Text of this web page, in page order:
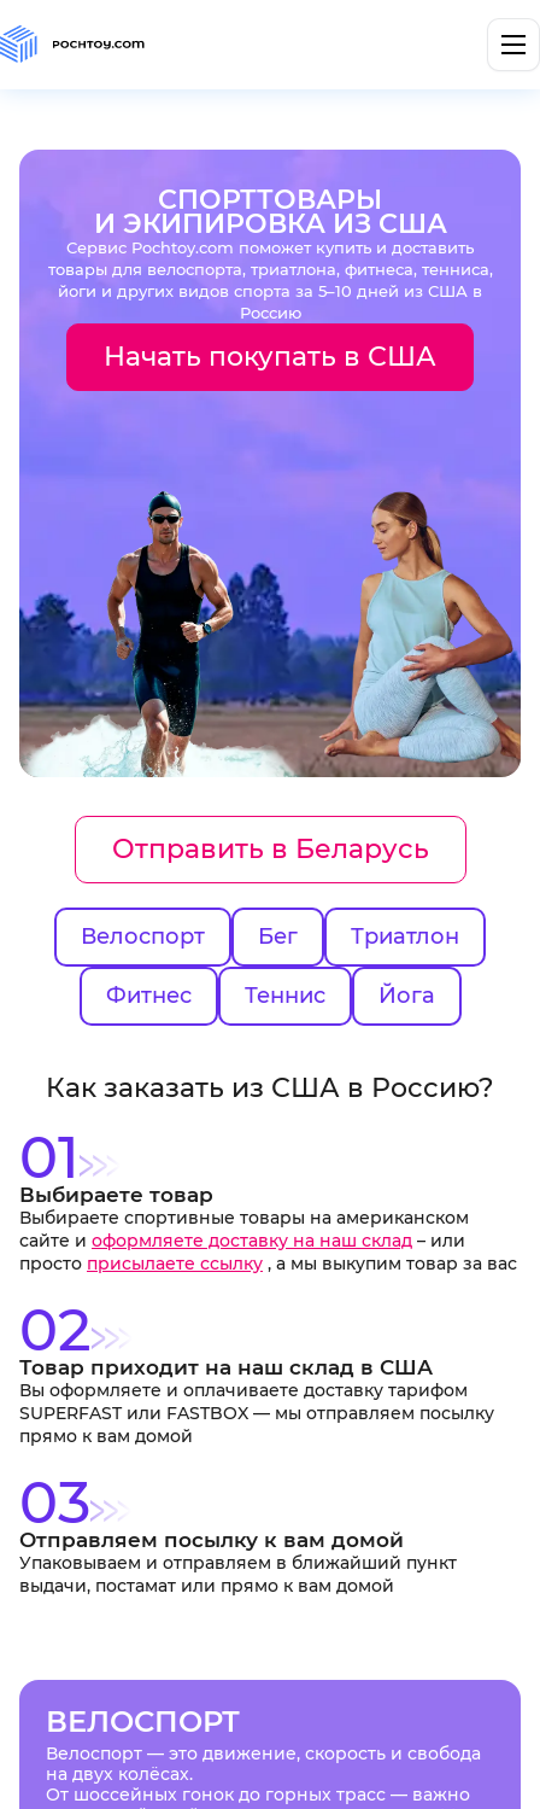
СПОРТТОВАРЫ
И ЭКИПИРОВКА ИЗ США
Сервис Pochtoy.com поможет купить и доставить
товары для велоспорта, триатлона, фитнеса, тенниса,
йоги и других видов спорта за 5–10 дней из США в
Россию
Начать покупать в США
Отправить в Беларусь
Велоспорт Бег Триатлон
Фитнес Теннис Йога
Как заказать из США в Россию?
01
Выбираете товар
Выбираете спортивные товары на американском
сайте и оформляете доставку на наш склад – или
просто присылаете ссылку , а мы выкупим товар за вас
02
Товар приходит на наш склад в США
Вы оформляете и оплачиваете доставку тарифом
SUPERFAST или FASTBOX — мы отправляем посылку
прямо к вам домой
03
Отправляем посылку к вам домой
Упаковываем и отправляем в ближайший пункт
выдачи, постамат или прямо к вам домой
ВЕЛОСПОРТ
Велоспорт — это движение, скорость и свобода
на двух колёсах.
От шоссейных гонок до горных трасс — важно